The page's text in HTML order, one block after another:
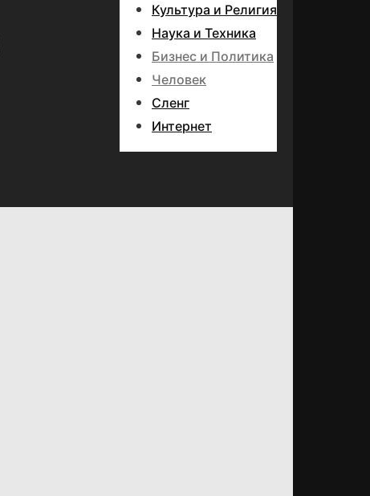
Культура и Религия
Наука и Техника
Бизнес и Политика
Человек
Сленг
Интернет